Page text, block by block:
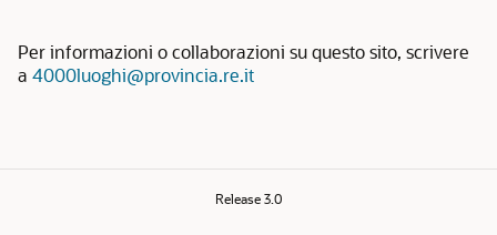
Per informazioni o collaborazioni su questo sito, scrivere
a 4000luoghi@provincia.re.it
Release 3.0